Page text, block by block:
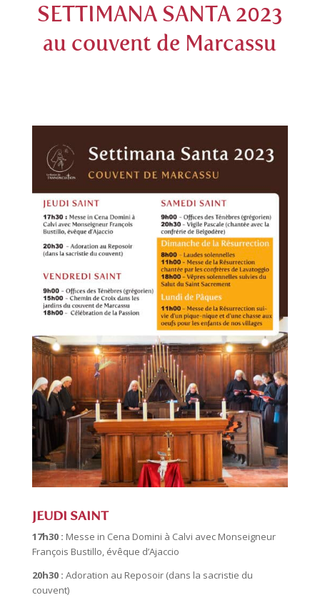
SETTIMANA SANTA 2023
au couvent de Marcassu
JEUDI SAINT
17h30 : Messe in Cena Domini à Calvi avec Monseigneur
François Bustillo, évêque d’Ajaccio
20h30 : Adoration au Reposoir (dans la sacristie du
couvent)